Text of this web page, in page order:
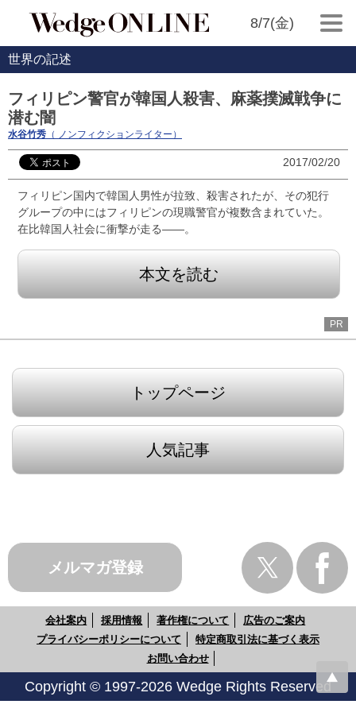
8/7(金)
世界の記述
フィリピン警官が韓国人殺害、麻薬撲滅戦争に
潜む闇
水谷竹秀 （ ノンフィクションライター）
2017/02/20
フィリピン国内で韓国人男性が拉致、殺害されたが、その犯行
グループの中にはフィリピンの現職警官が複数含まれていた。
在比韓国人社会に衝撃が走る――。
本文を読む
PR
トップページ
人気記事
メルマガ登録
会社案内 採用情報 著作権について
広告のご案内
プライバシーポリシーについて
特定商取引法に基づく表示
お問い合わせ
Copyright © 1997-2026 Wedge Rights Reserved